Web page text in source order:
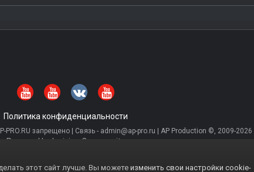
Политика конфиденциальности
запрещено | Связь - admin@ap-pro.ru | AP Production ©, 2009-2026 |
Powered by Invision Community
этот сайт лучше. Вы можете изменить свои настройки cookie-